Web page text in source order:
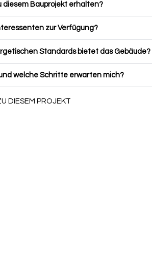
diesem Bauprojekt erhalten?
zur Verfügung?
Standards bietet das Gebäude?
welche Schritte erwarten mich?
DIESEM PROJEKT​